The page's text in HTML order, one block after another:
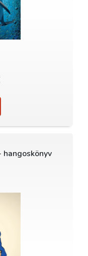
hangoskönyv